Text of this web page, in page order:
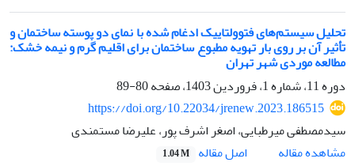
تحلیل سیستم‌های فتوولتاییک ادغام شده با نمای دو پوسته ساختمان و
تأثیر آن بر روی بار تهویه مطبوع ساختمان برای اقلیم گرم و نیمه خشک:
مطالعه موردی شهر تهران
دوره 11، شماره 1، فروردین 1403، صفحه
80-89
https://doi.org/10.22034/jrenew.2023.186515
سیدمصطفی میرطبایی، اصغر اشرف پور، علیرضا مستمندی
مشاهده مقاله
اصل مقاله 1.04 M